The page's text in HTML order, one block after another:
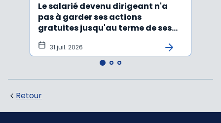
Le salarié devenu dirigeant n'a
pas à garder ses actions
gratuites jusqu'au terme de ses
fonctions
31 juil. 2026
Retour